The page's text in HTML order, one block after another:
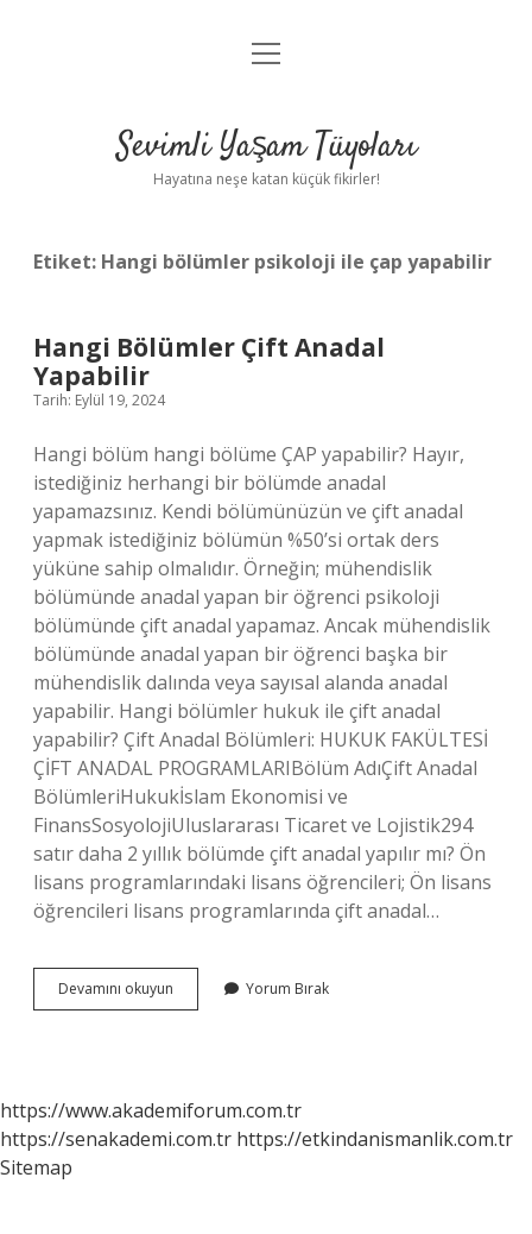
Anasayfa
Yasal Uyarı
menüyü
Sevimli Yaşam Tüyoları
Hayatına neşe katan küçük fikirler!
Etiket: Hangi bölümler psikoloji ile çap yapabilir
Hangi Bölümler Çift Anadal
Yapabilir
Tarih: Eylül 19, 2024
Hangi bölüm hangi bölüme ÇAP yapabilir? Hayır,
istediğiniz herhangi bir bölümde anadal
yapamazsınız. Kendi bölümünüzün ve çift anadal
yapmak istediğiniz bölümün %50’si ortak ders
yüküne sahip olmalıdır. Örneğin; mühendislik
bölümünde anadal yapan bir öğrenci psikoloji
bölümünde çift anadal yapamaz. Ancak mühendislik
bölümünde anadal yapan bir öğrenci başka bir
mühendislik dalında veya sayısal alanda anadal
yapabilir. Hangi bölümler hukuk ile çift anadal
yapabilir? Çift Anadal Bölümleri: HUKUK FAKÜLTESİ
ÇİFT ANADAL PROGRAMLARIBölüm AdıÇift Anadal
BölümleriHukukİslam Ekonomisi ve
FinansSosyolojiUluslararası Ticaret ve Lojistik294
satır daha 2 yıllık bölümde çift anadal yapılır mı? Ön
lisans programlarındaki lisans öğrencileri; Ön lisans
öğrencileri lisans programlarında çift anadal…
Devamını okuyun
Bölümler
Yorum Bırak
https://www.akademiforum.com.tr
https://senakademi.com.tr https://etkindanismanlik.com.tr
Sitemap